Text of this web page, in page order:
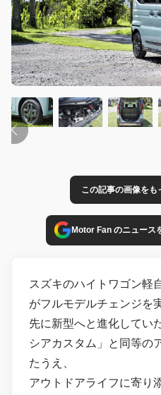
この記事の画像をも
Motor Fan のニュース
スズキのハイトワゴン軽
がフルモデルチェンジを
先に新型へと進化してい
シアカスタム」と同等の
たうえ、
アウトドアライフに寄り